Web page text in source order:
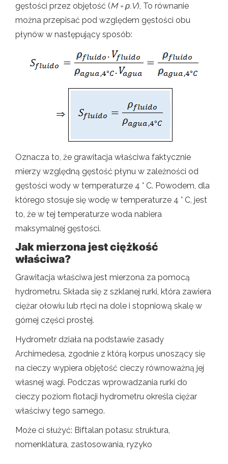
gęstości przez objętość (M = ρ.V), To równanie
można przepisać pod względem gęstości obu
płynów w następujący sposób:
Oznacza to, że grawitacja właściwa faktycznie
mierzy względną gęstość płynu w zależności od
gęstości wody w temperaturze 4 ° C. Powodem, dla
którego stosuje się wodę w temperaturze 4 ° C, jest
to, że w tej temperaturze woda nabiera
maksymalnej gęstości.
Jak mierzona jest ciężkość
właściwa?
Grawitacja właściwa jest mierzona za pomocą
hydrometru. Składa się z szklanej rurki, która zawiera
ciężar ołowiu lub rtęci na dole i stopniową skalę w
górnej części prostej.
Hydrometr działa na podstawie zasady
Archimedesa, zgodnie z którą korpus unoszący się
na cieczy wypiera objętość cieczy równoważną jej
własnej wagi. Podczas wprowadzania rurki do
cieczy poziom flotacji hydrometru określa ciężar
właściwy tego samego.
Może ci służyć: Biftalan potasu: struktura,
nomenklatura, zastosowania, ryzyko